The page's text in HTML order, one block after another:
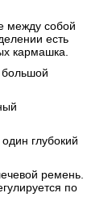
между собой
есть
кармашка.
глубокий
ремень.
по